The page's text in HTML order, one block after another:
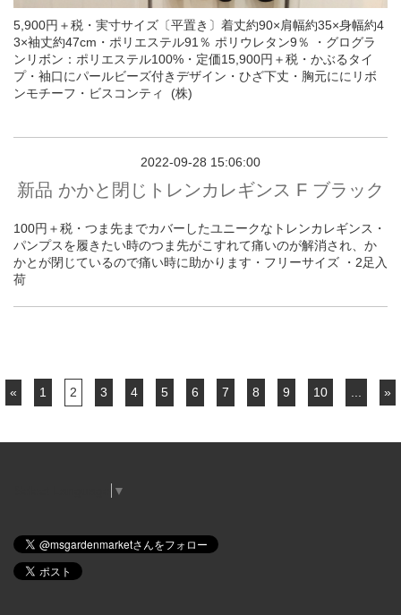
5,900円＋税・実寸サイズ〔平置き〕着丈約90×肩幅約35×身幅約4
3×袖丈約47cm・ポリエステル91％ ポリウレタン9％ ・グログラ
ンリボン：ポリエステル100%・定価15,900円＋税・かぶるタイ
プ・袖口にパールビーズ付きデザイン・ひざ下丈・胸元ににリボ
ンモチーフ・ビスコンティ (株)
2022-09-28 15:06:00
新品 かかと閉じトレンカレギンス F ブラック
100円＋税・つま先までカバーしたユニークなトレンカレギンス・
パンプスを履きたい時のつま先がこすれて痛いのが解消され、か
かとが閉じているので痛い時に助かります・フリーサイズ ・2足入
荷
« 1 2 3 4 5 6 7 8 9 10 »
▼